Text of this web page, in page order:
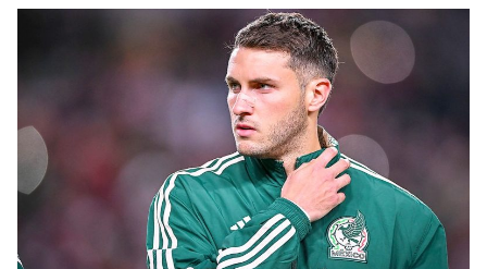
RAYADOS
PUMAS
ATLANTE
SELECCIÓN MEXICANA